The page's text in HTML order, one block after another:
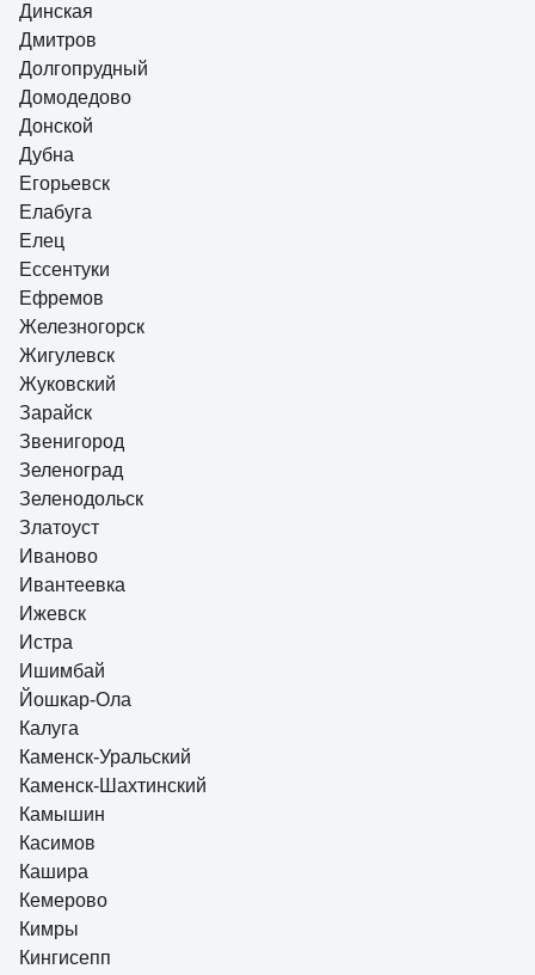
Динская
Дмитров
Долгопрудный
Домодедово
Донской
Дубна
Егорьевск
Елабуга
Елец
Ессентуки
Ефремов
Железногорск
Жигулевск
Жуковский
Зарайск
Звенигород
Зеленоград
Зеленодольск
Златоуст
Иваново
Ивантеевка
Ижевск
Истра
Ишимбай
Йошкар-Ола
Калуга
Каменск-Уральский
Каменск-Шахтинский
Камышин
Касимов
Кашира
Кемерово
Кимры
Кингисепп